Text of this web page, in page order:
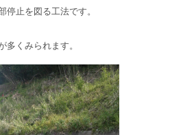
停止を図る工法です。
多くみられます。